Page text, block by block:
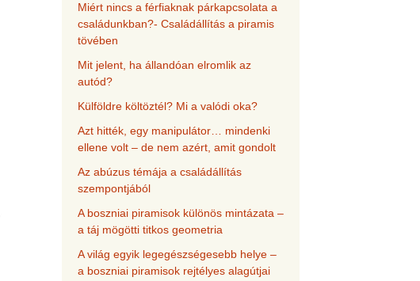
Miért nincs a férfiaknak párkapcsolata a
családunkban?- Családállítás a piramis
tövében
Mit jelent, ha állandóan elromlik az
autód?
Külföldre költöztél? Mi a valódi oka?
Azt hitték, egy manipulátor… mindenki
ellene volt – de nem azért, amit gondolt
Az abúzus témája a családállítás
szempontjából
A boszniai piramisok különös mintázata –
a táj mögötti titkos geometria
A világ egyik legegészségesebb helye –
a boszniai piramisok rejtélyes alagútjai